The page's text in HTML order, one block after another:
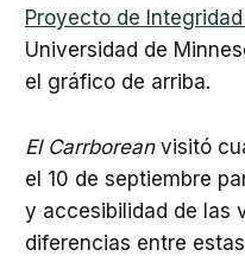
Proyecto de
Universidad de
el gráfico de arriba.
El Carrboreanvisitó
el 10 de septiembre
y accesibilidad de las
diferencias entre